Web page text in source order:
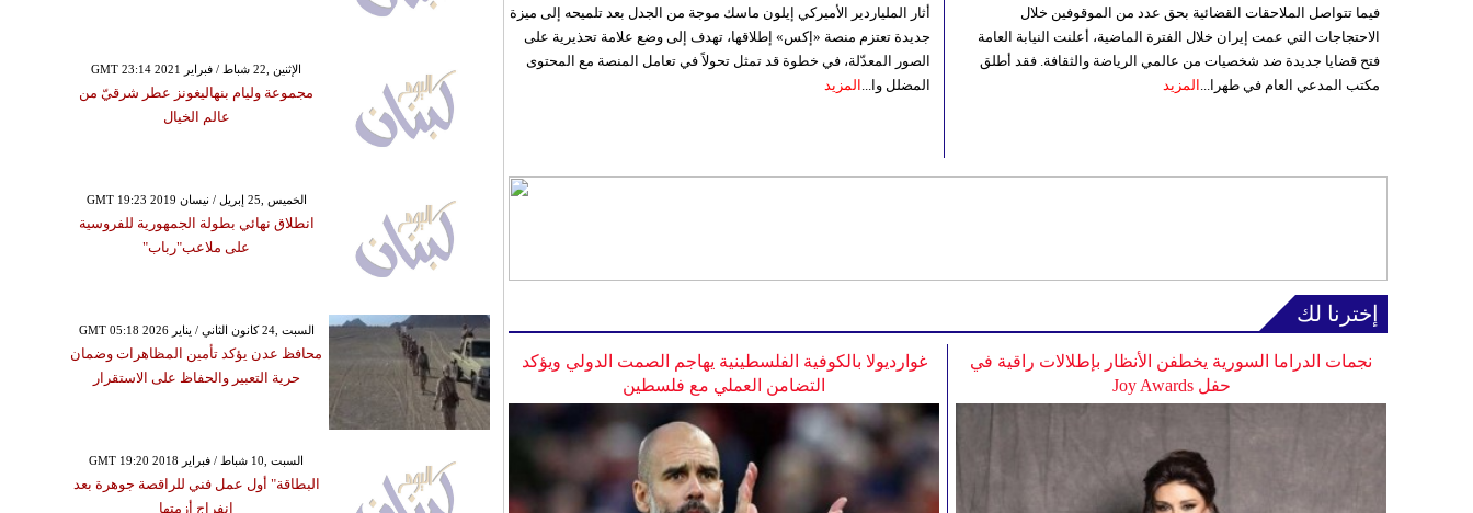
أثار الملياردير الأميركي إيلون ماسك موجة من الجدل بعد تلميحه إلى ميزة
جديدة تعتزم منصة «إكس» إطلاقها، تهدف إلى وضع علامة تحذيرية على
الصور المعدّلة، في خطوة قد تمثل تحولاً في تعامل المنصة مع المحتوى
المضلل وا... المزيد
فيما تتواصل الملاحقات القضائية بحق عدد من الموقوفين خلال
الاحتجاجات التي عمت إيران خلال الفترة الماضية، أعلنت النيابة العامة
فتح قضايا جديدة ضد شخصيات من عالمي الرياضة والثقافة. فقد أطلق
مكتب المدعي العام في طهرا... المزيد
إخترنا لك
غوارديولا بالكوفية الفلسطينية يهاجم الصمت الدولي ويؤكد
التضامن العملي مع فلسطين
نجمات الدراما السورية يخطفن الأنظار بإطلالات راقية في
حفل Joy Awards
GMT 23:14 2021 الإثنين ,22 شباط / فبراير
مجموعة وليام بنهاليغونز عطر شرقيّ من
عالم الخيال
GMT 19:23 2019 الخميس ,25 إبريل / نيسان
انطلاق نهائي بطولة الجمهورية للفروسية
على ملاعب"رباب"
GMT 05:18 2026 السبت ,24 كانون الثاني / يناير
محافظ عدن يؤكد تأمين المظاهرات وضمان
حرية التعبير والحفاظ على الاستقرار
GMT 19:20 2018 السبت ,10 شباط / فبراير
البطاقة" أول عمل فني للراقصة جوهرة بعد
انفراج أزمتها